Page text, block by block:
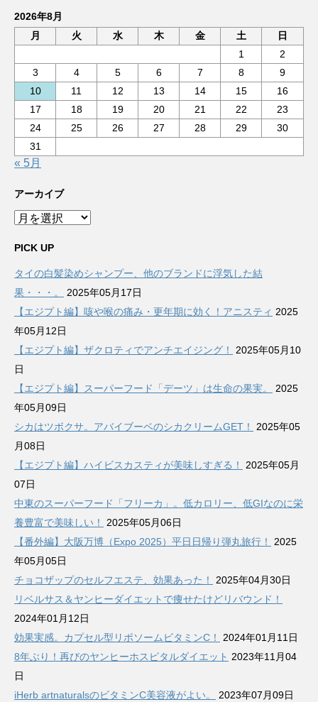
2026年8月
月
火 水 木 金 土
日
1
2
3
4 5 6 7 8
9
10
11 12 13 14 15
16
17
18 19 20 21 22
23
24
25 26 27 28 29
30
31
« 5月
アーカイブ
ア
カ
ブ
PICK UP
タイの白髪染めシャンプー、他のブランドに浮気した結
果・・・。
2025年05月17日
【エジプト編】咳や喉の痛み・更年期に効く！アニスティ 2025
年05月12日
【エジプト編】ザクロティでアンチエイジング！
2025年05月10
日
【エジプト編】スーパーフード「デーツ」は生命の果実。
2025
年05月09日
シカはツボクサ。アバイブーベのシカクリームGET！
2025年05
月08日
【エジプト編】ハイビスカスティが美味しすぎる！
2025年05月
07日
中東のスーパーフード「フリーカ」。低カロリー、低GIなのに栄
養豊富で美味しい！
2025年05月06日
【番外編】大阪万博（Expo 2025）平日日帰り弾丸旅行！
2025
年05月05日
チョコザップのセルフエステ、効果あった！
2025年04月30日
リベルサス＆ヤンヒーダイエットで痩せたけどリバウンド！
2024年01月12日
効果実感。カプセル型リポソームビタミンC！
2024年01月11日
8年ぶり！再びのヤンヒーホスピタルダイエット 2023年11月04
日
iHerb artnaturalsのビタミンC美容液がよい。
2023年07月09日